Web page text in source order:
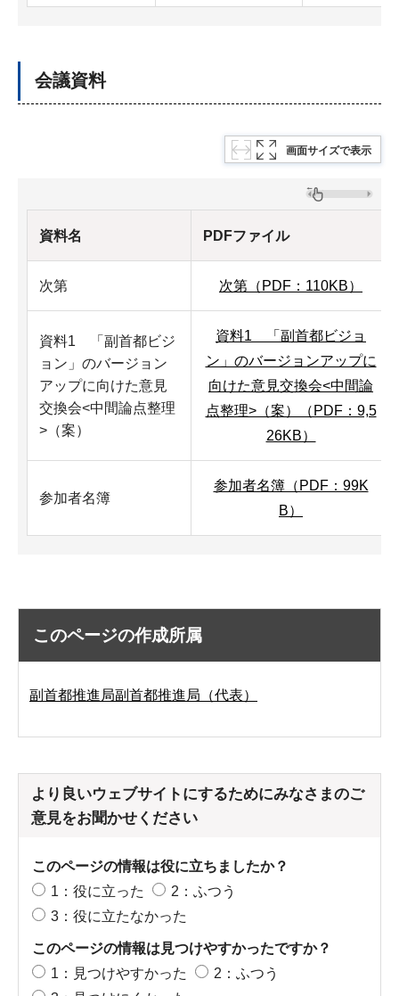
会議資料
画面サイズで表示
資料名 PDFファイル
次第 次第（PDF：110KB）
資料1 「副首都ビジ
ョン」のバージョン
アップに向けた意見
交換会<中間論点整理
>（案）
資料1 「副首都ビジョ
ン」のバージョンアップに
向けた意見交換会<中間論
点整理>（案）（PDF：9,5
26KB）
参加者名簿
参加者名簿（PDF：99K
B）
このページの作成所属
副首都推進局副首都推進局（代表）
より良いウェブサイトにするためにみなさまのご
意見をお聞かせください
このページの情報は役に立ちましたか？
1：役に立った
2：ふつう
3：役に立たなかった
このページの情報は見つけやすかったですか？
1：見つけやすかった
2：ふつう